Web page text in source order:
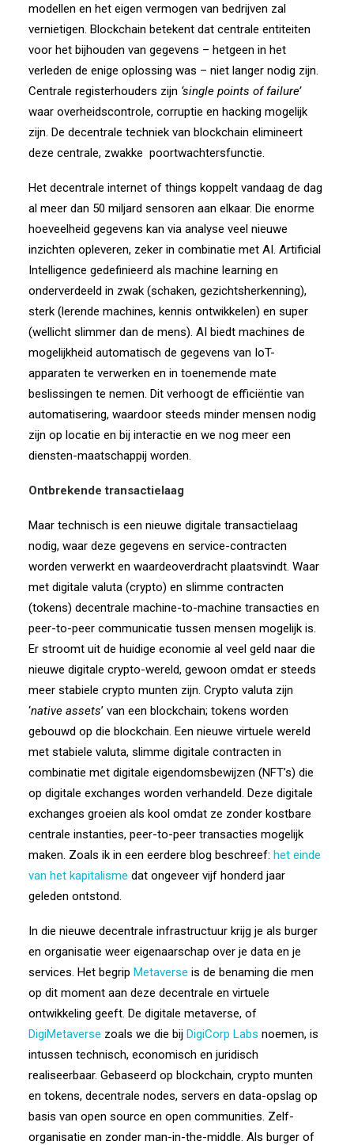
modellen en het eigen vermogen van bedrijven zal
vernietigen. Blockchain betekent dat centrale entiteiten
voor het bijhouden van gegevens – hetgeen in het
verleden de enige oplossing was – niet langer nodig zijn.
Centrale registerhouders zijn ‘single points of failure’
waar overheidscontrole, corruptie en hacking mogelijk
zijn. De decentrale techniek van blockchain elimineert
deze centrale, zwakke poortwachtersfunctie.
Het decentrale internet of things koppelt vandaag de dag
al meer dan 50 miljard sensoren aan elkaar. Die enorme
hoeveelheid gegevens kan via analyse veel nieuwe
inzichten opleveren, zeker in combinatie met AI. Artificial
Intelligence gedefinieerd als machine learning en
onderverdeeld in zwak (schaken, gezichtsherkenning),
sterk (lerende machines, kennis ontwikkelen) en super
(wellicht slimmer dan de mens). AI biedt machines de
mogelijkheid automatisch de gegevens van IoT-
apparaten te verwerken en in toenemende mate
beslissingen te nemen. Dit verhoogt de efficiëntie van
automatisering, waardoor steeds minder mensen nodig
zijn op locatie en bij interactie en we nog meer een
diensten-maatschappij worden.
Ontbrekende transactielaag
Maar technisch is een nieuwe digitale transactielaag
nodig, waar deze gegevens en service-contracten
worden verwerkt en waardeoverdracht plaatsvindt. Waar
met digitale valuta (crypto) en slimme contracten
(tokens) decentrale machine-to-machine transacties en
peer-to-peer communicatie tussen mensen mogelijk is.
Er stroomt uit de huidige economie al veel geld naar die
nieuwe digitale crypto-wereld, gewoon omdat er steeds
meer stabiele crypto munten zijn. Crypto valuta zijn
‘native assets’ van een blockchain; tokens worden
gebouwd op die blockchain. Een nieuwe virtuele wereld
met stabiele valuta, slimme digitale contracten in
combinatie met digitale eigendomsbewijzen (NFT’s) die
op digitale exchanges worden verhandeld. Deze digitale
exchanges groeien als kool omdat ze zonder kostbare
centrale instanties, peer-to-peer transacties mogelijk
maken. Zoals ik in een eerdere blog beschreef: het einde
van het kapitalisme dat ongeveer vijf honderd jaar
geleden ontstond.
In die nieuwe decentrale infrastructuur krijg je als burger
en organisatie weer eigenaarschap over je data en je
services. Het begrip Metaverse is de benaming die men
op dit moment aan deze decentrale en virtuele
ontwikkeling geeft. De digitale metaverse, of
DigiMetaverse zoals we die bij DigiCorp Labs noemen, is
intussen technisch, economisch en juridisch
realiseerbaar. Gebaseerd op blockchain, crypto munten
en tokens, decentrale nodes, servers en data-opslag op
basis van open source en open communities. Zelf-
organisatie en zonder man-in-the-middle. Als burger of